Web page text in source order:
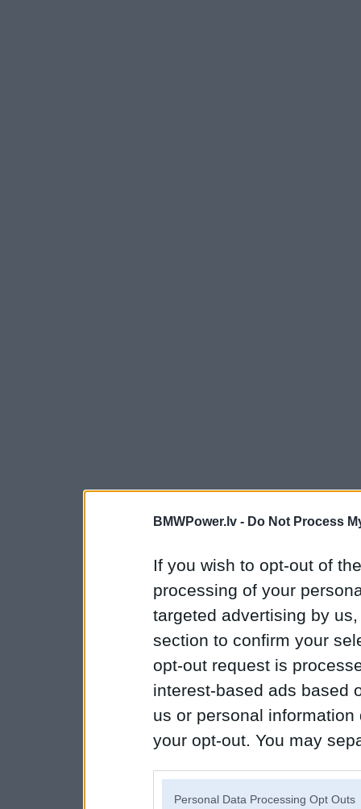
BMWPower.lv - Do Not Process
If you wish to opt-out of
processing of your
targeted advertising by
section to confirm your
opt-out request is
interest-based ads based
us or personal
your opt-out. You may
Personal Data Processing Opt Outs